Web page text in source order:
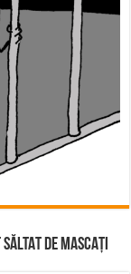
DE MASCAȚI